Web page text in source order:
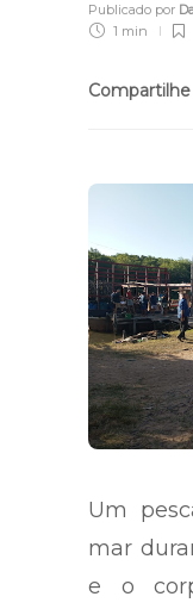
Publicado por
1 min
Um
mar
e o